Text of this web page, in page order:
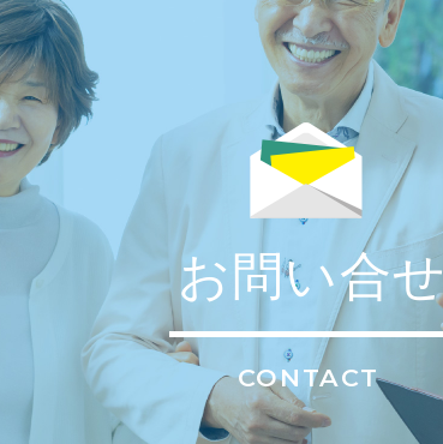
お問い合せ
CONTACT